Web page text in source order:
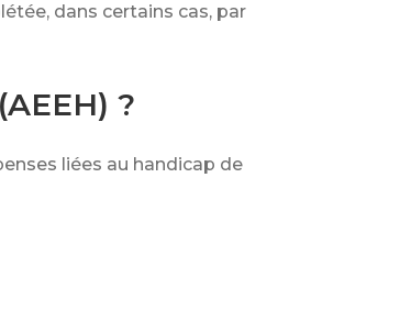
dans certains cas, par
?
liées au handicap de